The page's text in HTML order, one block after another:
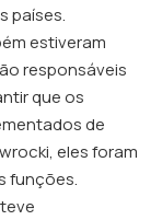
países.
estiveram
responsáveis
que os
de
eles foram
funções.